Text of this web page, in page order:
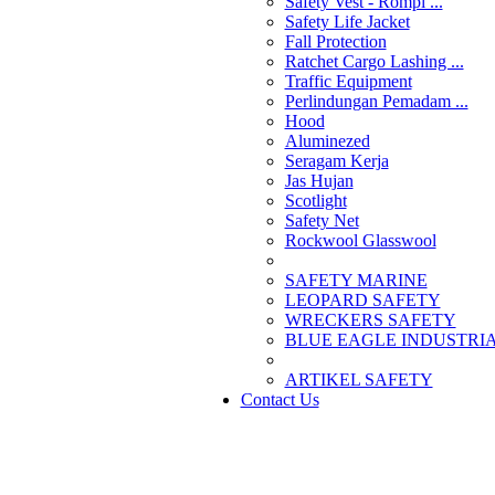
Safety Life Jacket
Fall Protection
Ratchet Cargo Lashing ...
Traffic Equipment
Perlindungan Pemadam ...
Hood
Aluminezed
Seragam Kerja
Jas Hujan
Scotlight
Safety Net
Rockwool Glasswool
SAFETY MARINE
LEOPARD SAFETY
WRECKERS SAFETY
BLUE EAGLE
­ARTIKEL SAFETY
Contact Us